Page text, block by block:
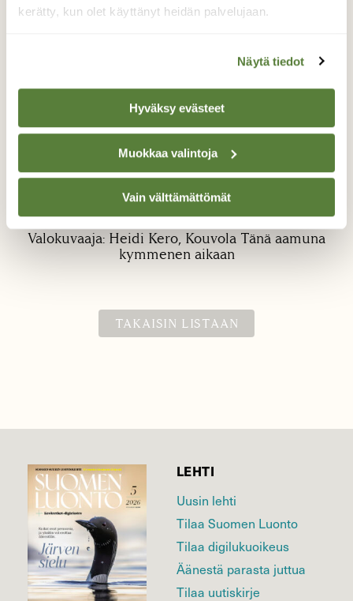
kerätty, kun olet käyttänyt heidän palvelujaan.
Näytä tiedot
Hyväksy evästeet
Muokkaa valintoja
Vain välttämättömät
Isopäiväkiitäjä
Oli ruokailemassa syysleimussa tänä
olento. Kuva on surkea, video löytyy myös.
Valokuvaaja: Heidi Kero, Kouvola Tänä aamuna
kymmenen aikaan
TAKAISIN LISTAAN
LEHTI
Uusin lehti
Tilaa Suomen Luonto
Tilaa digilukuoikeus
Äänestä parasta juttua
Tilaa uutiskirje